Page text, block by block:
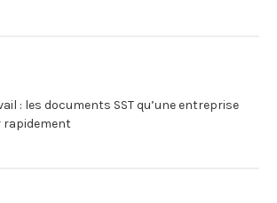
: les documents SST qu’une entreprise